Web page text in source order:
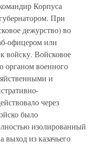
Корпуса
При
дежурство) во
офицером или
войску. Войсковое
органом военного
и
через
было
изолированный
выход из казачьего